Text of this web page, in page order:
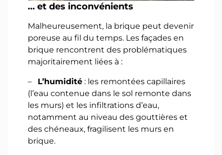
… et des inconvénients
Malheureusement, la brique peut devenir
poreuse au fil du temps. Les façades en
brique rencontrent des problématiques
majoritairement liées à :
– L’humidité : les remontées capillaires
(l’eau contenue dans le sol remonte dans
les murs) et les infiltrations d’eau,
notamment au niveau des gouttières et
des chéneaux, fragilisent les murs en
brique.